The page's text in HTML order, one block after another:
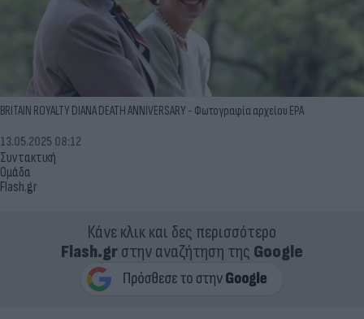
BRITAIN ROYALTY DIANA DEATH ANNIVERSARY - Φωτογραφία αρχείου EPA
Συντακτική
Ομάδα
Flash.gr
13.05.2025 08:12
Κάνε κλικ και δες περισσότερο
Flash.grστην αναζήτηση της Google